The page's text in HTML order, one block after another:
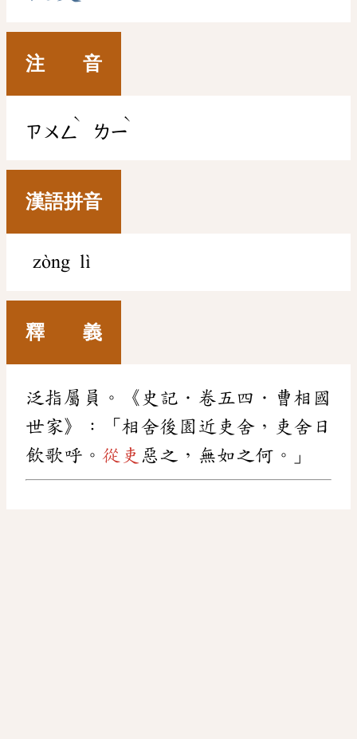
注 音
ㄗㄨㄥ
ˋ
ㄌㄧ
ˋ
漢語拼音
zòng lì
釋 義
泛指屬員。《史記．卷五四．曹相國
世家》：「相舍後園近吏舍，吏舍日
飲歌呼。 從吏 惡之，無如之何。」